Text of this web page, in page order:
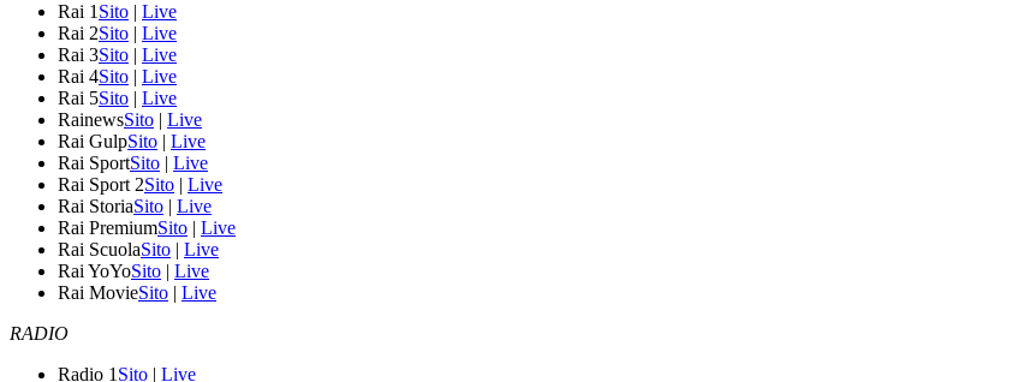
Rai 1 Sito | Live
Rai 2Sito | Live
Rai 3Sito | Live
Rai 4Sito | Live
Rai 5Sito | Live
RainewsSito | Live
Rai GulpSito | Live
Rai SportSito | Live
Rai Sport 2Sito | Live
Rai StoriaSito | Live
Rai PremiumSito | Live
Rai ScuolaSito | Live
Rai YoYoSito | Live
Rai MovieSito | Live
RADIO
Radio 1 Sito | Live